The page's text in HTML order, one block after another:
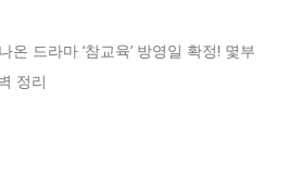
드라마 ‘참교육’ 방영일 확정! 몇부
정리